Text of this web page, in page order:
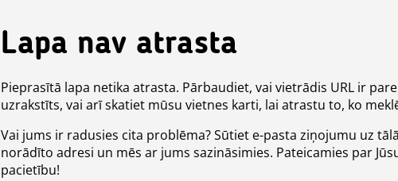
Lapa nav atrasta
Pieprasītā lapa netika atrasta. Pārbaudiet, vai vietrādis URL ir
uzrakstīts, vai arī skatiet mūsu vietnes karti, lai atrastu to, ko
Vai jums ir radusies cita problēma? Sūtiet e-pasta ziņojumu uz
norādīto adresi un mēs ar jums sazināsimies. Pateicamies par
pacietību!